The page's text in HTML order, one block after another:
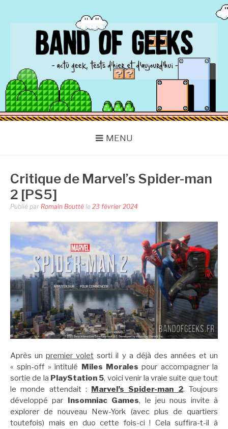
BAND OF GEEKS
Actu Geek d'hier et d'aujourd'hui
MENU
Critique de Marvel’s Spider-man
2 [PS5]
Publié par Romain Boutté le 23 février 2024
Après unpremier volet sorti il y a déjà des années et un
« spin-off » intitulé
Miles Moralespour accompagner la
sortie de la PlayStation 5, voici venir la vraie suite que tout
le monde attendait :
Marvel’s Spider-man 2. Toujours
développé par
Insomniac Games, le jeu nous invite à
explorer de nouveau New-York (avec plus de quartiers
toutefois) mais en duo cette fois-ci ! Cela suffira-t-il à